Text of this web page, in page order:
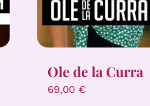
Ole de la Curra
69,00 €